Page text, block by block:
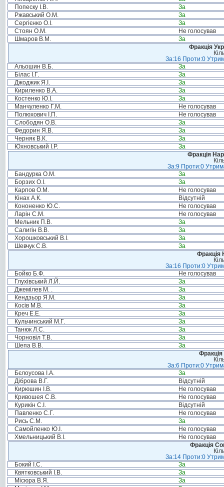
Попеску І.В.
За
Ржавський О.М.
За
Сергієнко О.І.
За
Стоян О.М.
Не голосував
Шмаров В.М.
За
Фракція
За:16 Проти:0
Альошин В.Б.
За
Білас І.Г.
За
Джоджик Я.І.
За
Кириленко В.А.
За
Костенко Ю.І.
За
Манчуленко Г.М.
Не голосував
Полюхович І.П.
Не голосував
Слободян О.В.
За
Федорин Я.В.
За
Черняк В.К.
За
Юхновський І.Р.
За
Фракція
За:9 Проти:0
Бандурка О.М.
За
Борзих О.І.
За
Карпов О.М.
Не голосував
Кінах А.К.
Відсутній
Кононенко Ю.С.
Не голосував
Ларін С.М.
Не голосував
Мельник П.В.
За
Салигін В.В.
За
Хорошковський В.І.
За
Шевчук С.В.
За
Фракція
За:16 Проти:0
Бойко Б.Ф.
Не голосував
Глухівський Л.Й.
За
Джемілев М. .
За
Кендзьор Я.М.
За
Косів М.В.
За
Креч Е.Е.
За
Кульчинський М.Г.
За
Танюк Л.С.
За
Чорновіл Т.В.
За
Шепа В.В.
За
Фракція
За:6 Проти:0
Бєлоусова І.А.
За
Діброва В.Г.
Відсутній
Кирюшин І.В.
Не голосував
Кривошея С.В.
Не голосував
Курикін С.І.
Відсутній
Павленко С.Г.
Не голосував
Рись С.М.
За
Самойленко Ю.І.
Не голосував
Хмельницький В.І.
Не голосував
Фракція
За:14 Проти:0
Бокий І.С.
За
Квятковський І.В.
За
Місюра В.Я.
За